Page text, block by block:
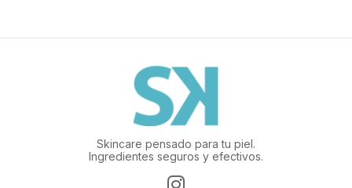
Skincare pensado para tu piel.
Ingredientes seguros y efectivos.